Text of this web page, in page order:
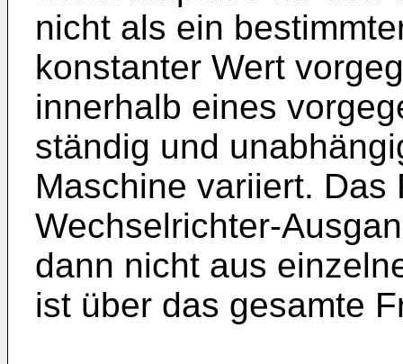
nicht als ein
konstanter Wert
innerhalb eines
ständig und
Maschine variiert.
Wechselrichter-
dann nicht aus
ist über das gesamte